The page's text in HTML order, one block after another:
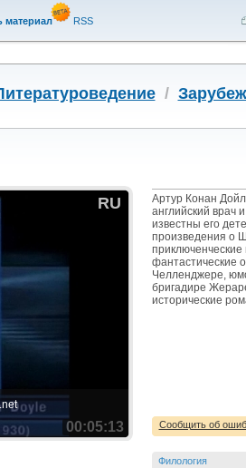
материал RSS
/
RU
00:05:13
Артур Конан
английский врач
известны его
произведения о
приключенческие
фантастические
Челленджере,
бригадире
исторические
Сообщить об
Филология